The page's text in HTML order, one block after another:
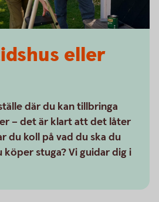
eller
där du kan tillbringa
– det är klart att det låter
du koll på vad du ska du
köper stuga? Vi guidar dig i